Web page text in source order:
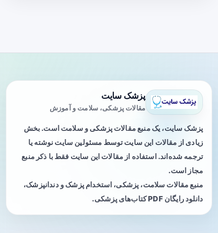
پزشک سایت
مقالات پزشکی، سلامت و آموزش
پزشک سایت، یک منبع مقالات پزشکی و سلامت است. بخش
زیادی از مقالات این سایت توسط مسئولین سایت نوشته یا
ترجمه شده‌اند. استفاده از مقالات این سایت فقط با ذکر منبع
مجاز است.
منبع مقالات سلامت، پزشکی، استخدام پزشک و دندانپزشک،
دانلود رایگان PDF کتاب‌های پزشکی.